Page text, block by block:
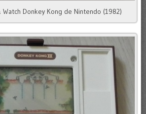
Watch Donkey Kong de Nintendo (1982)